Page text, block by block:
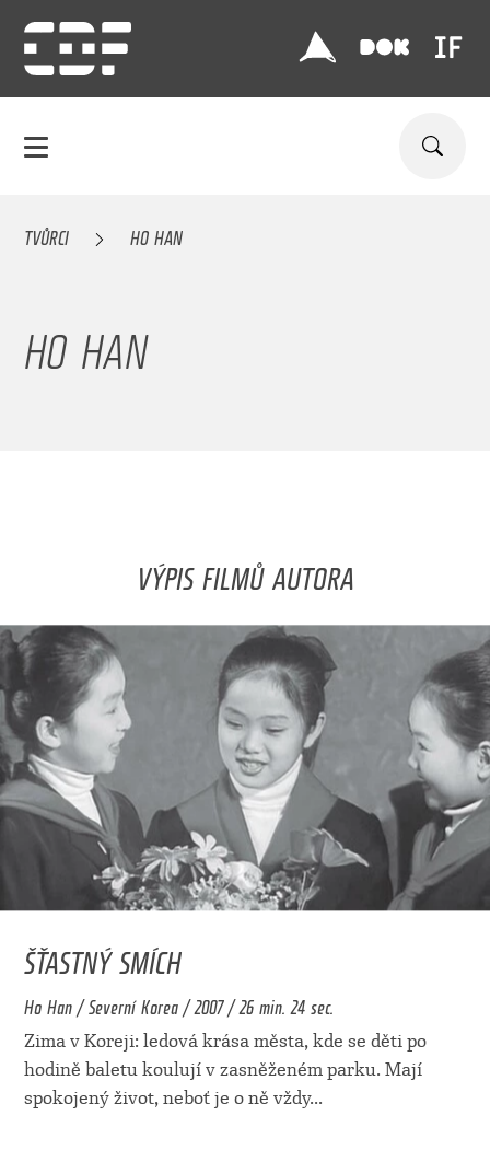
TVŮRCI HO HAN
HO HAN
VÝPIS FILMŮ AUTORA
ŠŤASTNÝ SMÍCH
Ho Han / Severní Korea / 2007 / 26 min. 24 sec.
Zima v Koreji: ledová krása města, kde se děti po
hodině baletu koulují v zasněženém parku. Mají
spokojený život, neboť je o ně vždy...